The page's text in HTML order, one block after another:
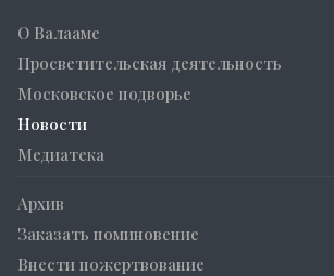
О Валааме
Просветительская деятельность
Московское подворье
Новости
Медиатека
Архив
Заказать поминовение
Внести пожертвование